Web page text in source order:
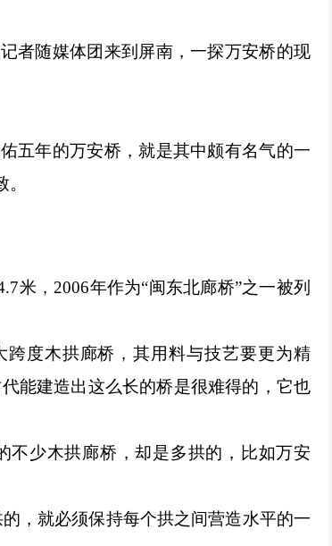
随媒体团来到屏南，一探万安桥的现
年的万安桥，就是其中颇有名气的一
，2006年作为“闽东北廊桥”之一被列
度木拱廊桥，其用料与技艺要更为精
能建造出这么长的桥是很难得的，它也
少木拱廊桥，却是多拱的，比如万安
，就必须保持每个拱之间营造水平的一